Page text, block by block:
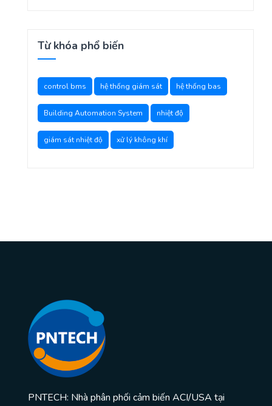
Từ khóa phổ biến
control bms hệ thống giám sát hệ thống bas
Building Automation System nhiệt độ
giám sát nhiệt độ xử lý không khí
PNTECH: Nhà phân phối cảm biến ACI/USA tại